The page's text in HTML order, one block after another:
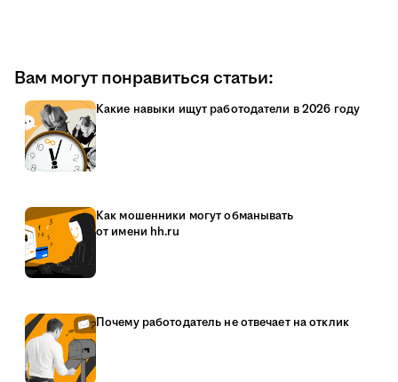
Вам могут понравиться статьи:
Какие навыки ищут работодатели в 2026 году
Как мошенники могут обманывать
от имени hh.ru
Почему работодатель не отвечает на отклик